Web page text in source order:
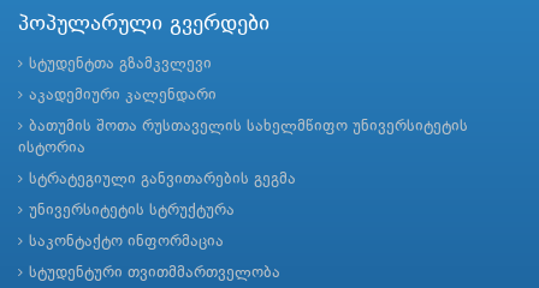
პოპულარული გვერდები
სტუდენტთა გზამკვლევი
აკადემიური კალენდარი
ბათუმის შოთა რუსთაველის სახელმწიფო უნივერსიტეტის
ისტორია
სტრატეგიული განვითარების გეგმა
უნივერსიტეტის სტრუქტურა
საკონტაქტო ინფორმაცია
სტუდენტური თვითმმართველობა